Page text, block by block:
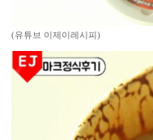
(유튜브 이제이레시피)